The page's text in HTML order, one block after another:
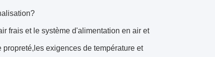
frais et le système d'alimentation en air et
exigences de température et